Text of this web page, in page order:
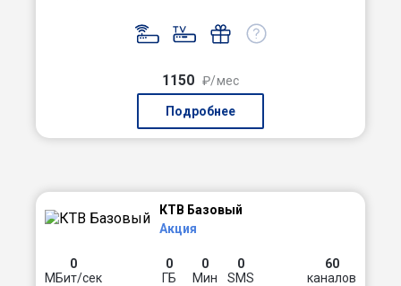
1150 ₽/мес
Подробнее
КТВ Базовый
Акция
0
МБит/сек
0
ГБ
0
Мин
0
SMS
60
каналов